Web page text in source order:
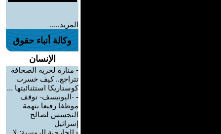
المزيد.....
وكالة أنباء حقوق
الإنسان
- منارة لحرية الصحافة
تتراجع.. كيف خسرت
كوستاريكا استثنائيتها ...
- -اليونيسف- توقف
موظفا رفيعا بتهمة
التجسس لصالح
إسرائيل
- الخارجية الروسية: لا